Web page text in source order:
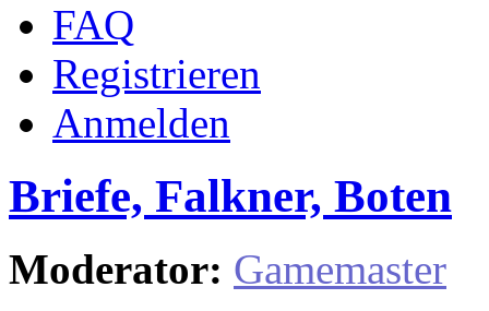
FAQ
Registrieren
Anmelden
Briefe, Falkner, Boten
Moderator: Gamemaster